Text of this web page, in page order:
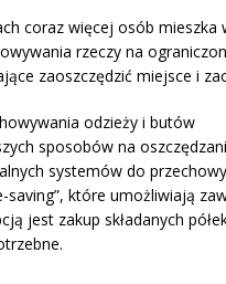
coraz więcej osób
rzeczy na
zaoszczędzić miejsce i
odzieży i butów
sposobów na
systemów do
saving”, które umożliwiają
jest zakup składanych